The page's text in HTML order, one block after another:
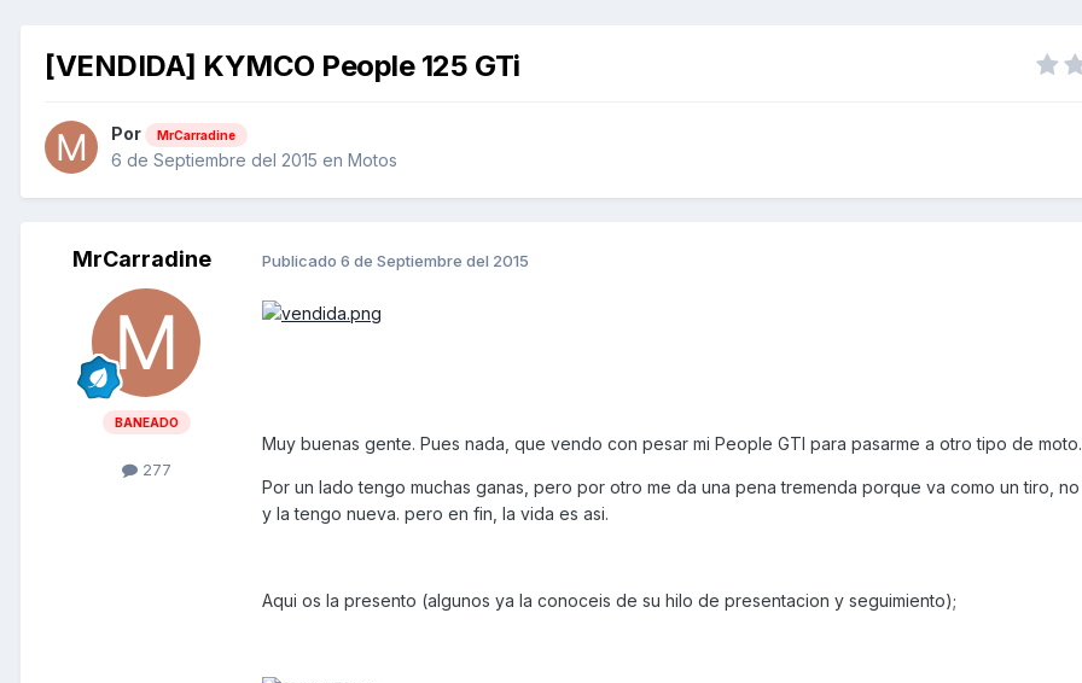
[VENDIDA] KYMCO People 125 GTi
Por MrCarradine
6 de Septiembre del 2015 en Motos
MrCarradine
BANEADO
277
Publicado 6 de Septiembre del 2015
Muy buenas gente. Pues nada, que vendo con pesar mi People GTI para pasarme a otro tipo de moto.
Por un lado tengo muchas ganas, pero por otro me da una pena tremenda porque va como un tiro,
y la tengo nueva. pero en fin, la vida es asi.
Aqui os la presento (algunos ya la conoceis de su hilo de presentacion y seguimiento);